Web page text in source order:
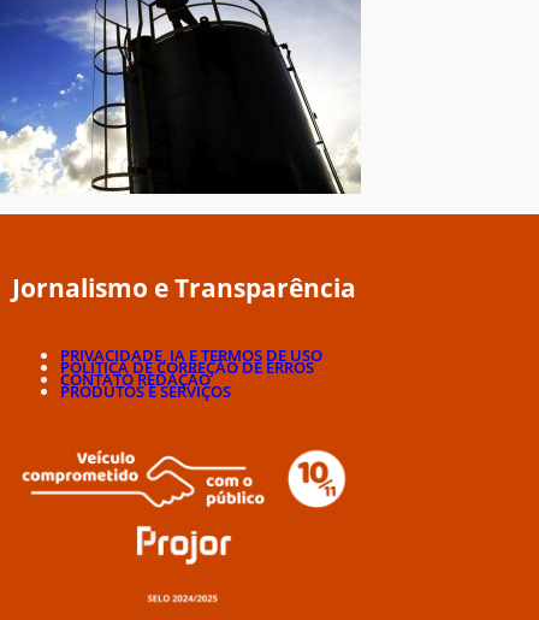
Jornalismo e Transparência
PRIVACIDADE, IA E TERMOS DE USO
POLÍTICA DE CORREÇÃO DE ERROS
CONTATO REDAÇÃO
PRODUTOS E SERVIÇOS